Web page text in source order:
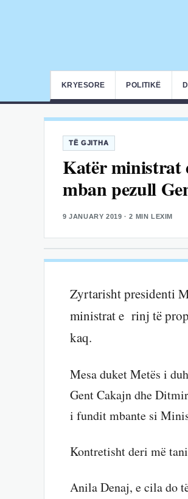
KRYESORE POLITIKË
TË GJITHA
Katër
mban pezull
9 JANUARY 2019 · 2 MIN LEXIM
Zyrtarisht presidenti
ministrat e rinj të
kaq.
Mesa duket Metës i
Gent Cakajn dhe
i fundit mbante si
Kontretisht deri më
Anila Denaj, e cila do